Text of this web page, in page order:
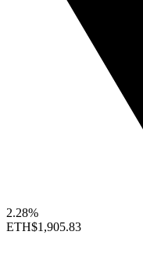
2.28%
ETH$1,905.83